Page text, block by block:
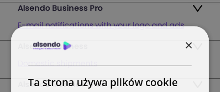
Alsendo Business Pro
E-mail notifications with your logo and ads
Ads on the order tracking page
Alsendo Business
Domestic shipments
Fast & Secure International Courier Services
Alsendo International
×
Ta strona używa plików cookie